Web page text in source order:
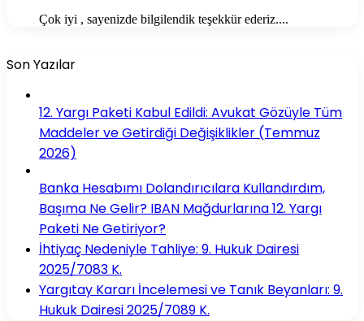
Çok iyi , sayenizde bilgilendik teşekkür ederiz....
Son Yazılar
12. Yargı Paketi Kabul Edildi: Avukat Gözüyle Tüm
Maddeler ve Getirdiği Değişiklikler (Temmuz
2026)
Banka Hesabımı Dolandırıcılara Kullandırdım,
Başıma Ne Gelir? IBAN Mağdurlarına 12. Yargı
Paketi Ne Getiriyor?
İhtiyaç Nedeniyle Tahliye: 9. Hukuk Dairesi
2025/7083 K.
Yargıtay Kararı İncelemesi ve Tanık Beyanları: 9.
Hukuk Dairesi 2025/7089 K.